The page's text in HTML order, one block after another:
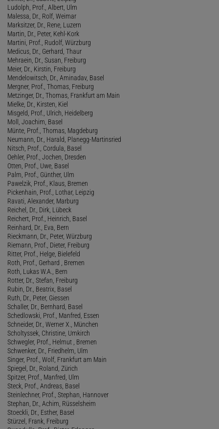
Ludolph, Prof., Albert, Ulm
Malessa, Dr., Rolf, Weimar
Marksitzer, Dr., Rene, Luzern
Martin, Dr., Peter, Kehl-Kork
Martini, Prof., Rudolf, Würzburg
Medicus, Dr., Gerhard, Thaur
Mehraein, Dr., Susan, Freiburg
Meier, Dr., Kirstin, Freiburg
Mendelowitsch, Dr., Aminadav, Basel
Mergner, Prof., Thomas, Freiburg
Metzinger, Dr., Thomas, Frankfurt am Main
Mielke, Dr., Kirsten, Kiel
Misgeld, Prof., Ulrich, Heidelberg
Moll, Joachim, Basel
Münte, Prof., Thomas, Magdeburg
Neumann, Dr., Harald, Planegg-Martinsried
Nitsch, Prof., Cordula, Basel
Oehler, Prof., Jochen, Dresden
Otten, Prof., Uwe, Basel
Palm, Prof., Günther, Ulm
Pawelzik, Prof., Klaus, Bremen
Pickenhain, Prof., Lothar, Leipzig
Ravati, Alexander, Marburg
Reichel, Dr., Dirk, Lübeck
Reichert, Prof., Heinrich, Basel
Reinhard, Dr., Eva, Bern
Rieckmann, Dr., Peter, Würzburg
Riemann, Prof., Dieter, Freiburg
Ritter, Prof., Helge, Bielefeld
Roth, Prof., Gerhard , Bremen
Roth, Lukas W.A., Bern
Rotter, Dr., Stefan, Freiburg
Rubin, Dr., Beatrix, Basel
Ruth, Dr., Peter, Giessen
Schaller, Dr., Bernhard, Basel
Schedlowski, Prof., Manfred, Essen
Schneider, Dr., Werner X., München
Scholtyssek, Christine, Umkirch
Schwegler, Prof., Helmut , Bremen
Schwenker, Dr., Friedhelm, Ulm
Singer, Prof., Wolf, Frankfurt am Main
Spiegel, Dr., Roland, Zürich
Spitzer, Prof., Manfred, Ulm
Steck, Prof., Andreas, Basel
Steinlechner, Prof., Stephan, Hannover
Stephan, Dr., Achim, Rüsselsheim
Stoeckli, Dr., Esther, Basel
Stürzel, Frank, Freiburg